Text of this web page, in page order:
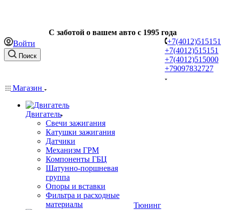
C заботой о вашем авто с 1995 года
+7(4012)515151
+7(4012)515151
+7(4012)515000
+79097832727
Войти
Поиск
Магазин
Двигатель
Свечи зажигания
Катушки зажигания
Датчики
Механизм ГРМ
Компоненты ГБЦ
Шатунно-поршневая
группа
Опоры и вставки
Фильтра и расходные
материалы
Тюнинг